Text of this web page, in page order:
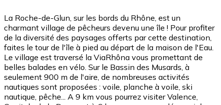
La Roche-de-Glun, sur les bords du Rhône, est un
charmant village de pêcheurs devenu une île ! Pour profiter
de la diversité des paysages offerts par cette destination,
faites le tour de l'île à pied au départ de la maison de l'Eau.
Le village est traversé la ViaRhôna vous promettant de
belles balades en vélo. Sur le Bassin des Musards, à
seulement 900 m de l'aire, de nombreuses activités
nautiques sont proposées : voile, planche à voile, ski
nautique, pêche... A 9 km vous pourrez visiter Valence,